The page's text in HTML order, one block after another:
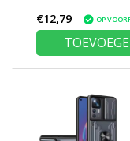
€12,79 OP